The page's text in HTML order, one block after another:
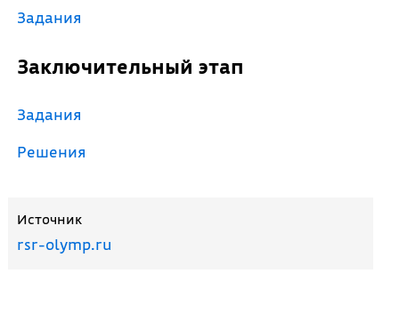
Задания
Заключительный этап
Задания
Решения
Источник
rsr-olymp.ru